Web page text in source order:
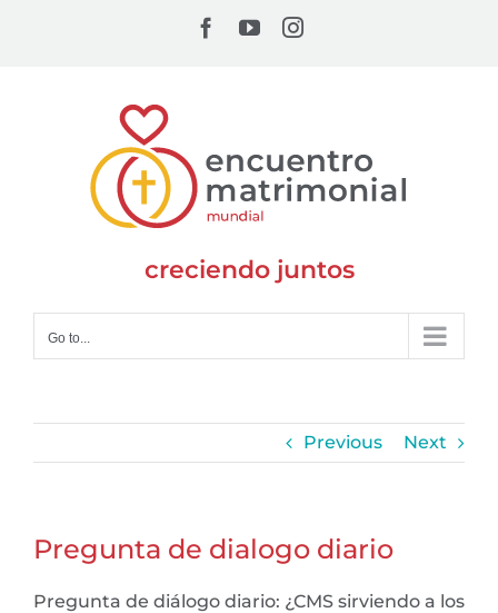
Facebook
YouTubeInstagram
creciendo juntos
Go to...
Previous Next
Pregunta de dialogo diario
Pregunta de diálogo diario: ¿CMS sirviendo a los